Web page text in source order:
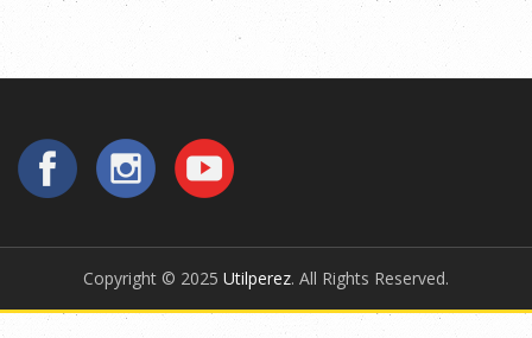
Copyright © 2025 Utilperez. All Rights Reserved.